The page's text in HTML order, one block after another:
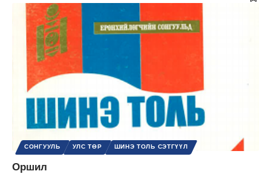
СОНГУУЛЬ УЛС ТӨР ШИНЭ ТОЛЬ СЭТГҮҮЛ
Оршил